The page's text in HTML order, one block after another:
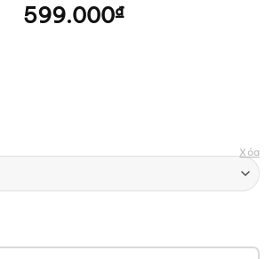
599.000₫
Xóa